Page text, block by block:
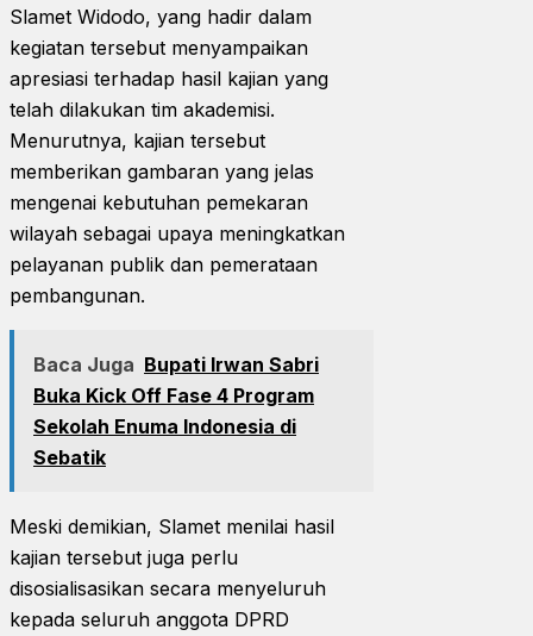
Slamet Widodo, yang hadir dalam
kegiatan tersebut menyampaikan
apresiasi terhadap hasil kajian yang
telah dilakukan tim akademisi.
Menurutnya, kajian tersebut
memberikan gambaran yang jelas
mengenai kebutuhan pemekaran
wilayah sebagai upaya meningkatkan
pelayanan publik dan pemerataan
pembangunan.
Baca Juga Bupati Irwan Sabri
Buka Kick Off Fase 4 Program
Sekolah Enuma Indonesia di
Sebatik
Meski demikian, Slamet menilai hasil
kajian tersebut juga perlu
disosialisasikan secara menyeluruh
kepada seluruh anggota DPRD